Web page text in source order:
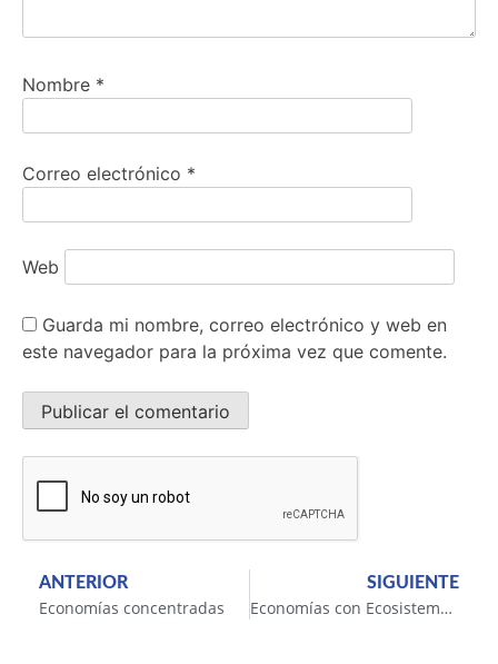
Nombre *
Correo electrónico *
Web
Guarda mi nombre, correo electrónico y web en
este navegador para la próxima vez que comente.
ANTERIOR
Economías concentradas
SIGUIENTE
Economías con Ecosistemas Emprendedores